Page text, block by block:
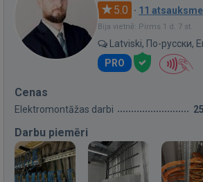
5.0 · 11
Bija vietnē: Pirms 1 d. 7 st.
Latviski, По-русски,
PRO
Cenas
Elektromontāžas darbi
Darbu piemēri